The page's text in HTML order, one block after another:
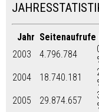
Jahr Seitenaufrufe
2003
4.796.784
2004
18.740.181
2005
29.874.657